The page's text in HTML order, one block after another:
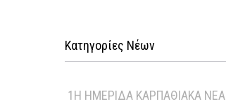
Κατηγορίες Νέων
1Η ΗΜΕΡΊΔΑ ΚΑΡΠΑΘΙΑΚΆ ΝΈΑ